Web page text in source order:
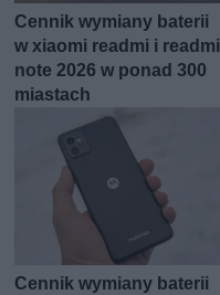
Cennik wymiany baterii
w xiaomi readmi i readmi
note 2026 w ponad 300
miastach
Cennik wymiany baterii